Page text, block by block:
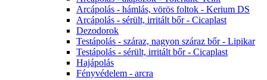
Arcápolás - hámlás, vörös foltok - Kerium DS
Arcápolás - sérült, irritált bőr - Cicaplast
Dezodorok
Testápolás - száraz, nagyon száraz bőr - Lipikar
Testápolás - sérült, irritált bőr - Cicaplast
Hajápolás
Fényvédelem - arcra